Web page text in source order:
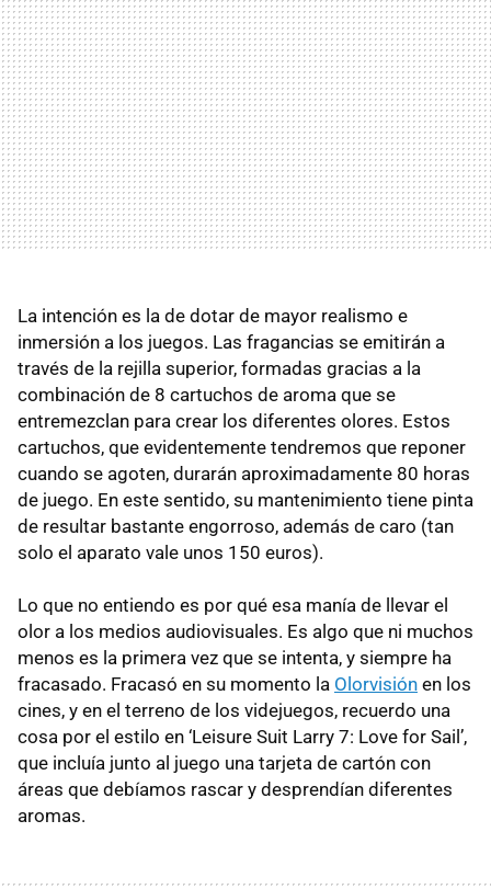
La intención es la de dotar de mayor realismo e
inmersión a los juegos. Las fragancias se emitirán a
través de la rejilla superior, formadas gracias a la
combinación de 8 cartuchos de aroma que se
entremezclan para crear los diferentes olores. Estos
cartuchos, que evidentemente tendremos que reponer
cuando se agoten, durarán aproximadamente 80 horas
de juego. En este sentido, su mantenimiento tiene pinta
de resultar bastante engorroso, además de caro (tan
solo el aparato vale unos 150 euros).
Lo que no entiendo es por qué esa manía de llevar el
olor a los medios audiovisuales. Es algo que ni muchos
menos es la primera vez que se intenta, y siempre ha
fracasado. Fracasó en su momento la Olorvisión en los
cines, y en el terreno de los videjuegos, recuerdo una
cosa por el estilo en ‘Leisure Suit Larry 7: Love for Sail’,
que incluía junto al juego una tarjeta de cartón con
áreas que debíamos rascar y desprendían diferentes
aromas.